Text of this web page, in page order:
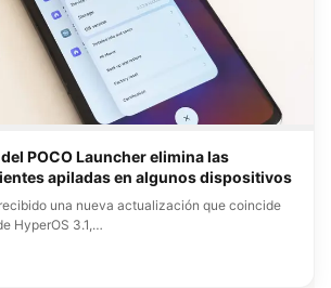
POCO Launcher elimina las
apiladas en algunos dispositivos
una nueva actualización que coincide
HyperOS 3.1,…